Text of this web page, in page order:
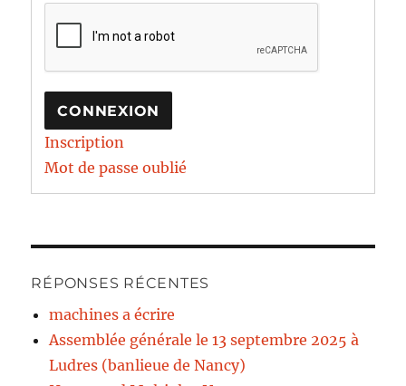
CONNEXION
Inscription
Mot de passe oublié
RÉPONSES RÉCENTES
machines a écrire
Assemblée générale le 13 septembre 2025 à
Ludres (banlieue de Nancy)